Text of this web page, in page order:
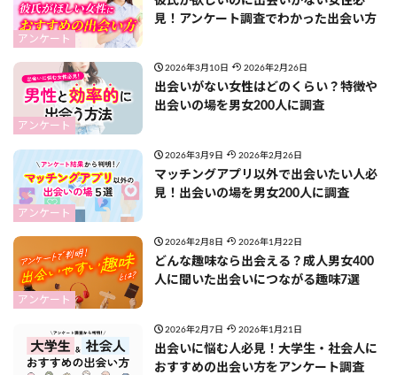
アンケート
見！アンケート調査でわかった出会い方
アンケート
2026年3月10日 2026年2月26日
出会いがない女性はどのくらい？特徴や
出会いの場を男女200人に調査
アンケート
2026年3月9日 2026年2月26日
マッチングアプリ以外で出会いたい人必
見！出会いの場を男女200人に調査
アンケート
2026年2月8日 2026年1月22日
どんな趣味なら出会える？成人男女400
人に聞いた出会いにつながる趣味7選
2026年2月7日 2026年1月21日
出会いに悩む人必見！大学生・社会人に
おすすめの出会い方をアンケート調査